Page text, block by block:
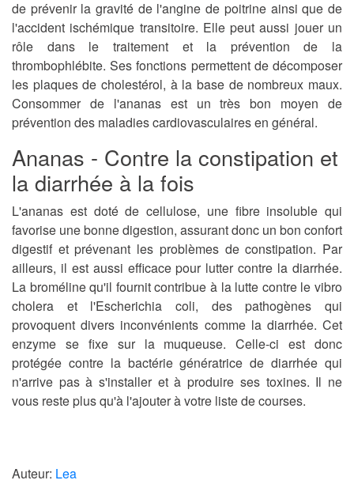
de prévenir la gravité de l'angine de poitrine ainsi que de
l'accident ischémique transitoire. Elle peut aussi jouer un
rôle dans le traitement et la prévention de la
thrombophlébite. Ses fonctions permettent de décomposer
les plaques de cholestérol, à la base de nombreux maux.
Consommer de l'ananas est un très bon moyen de
prévention des maladies cardiovasculaires en général.
Ananas - Contre la constipation et
la diarrhée à la fois
L'ananas est doté de cellulose, une fibre insoluble qui
favorise une bonne digestion, assurant donc un bon confort
digestif et prévenant les problèmes de constipation. Par
ailleurs, il est aussi efficace pour lutter contre la diarrhée.
La broméline qu'il fournit contribue à la lutte contre le vibro
cholera et l'Escherichia coli, des pathogènes qui
provoquent divers inconvénients comme la diarrhée. Cet
enzyme se fixe sur la muqueuse. Celle-ci est donc
protégée contre la bactérie génératrice de diarrhée qui
n'arrive pas à s'installer et à produire ses toxines. Il ne
vous reste plus qu'à l'ajouter à votre liste de courses.
Auteur: Lea